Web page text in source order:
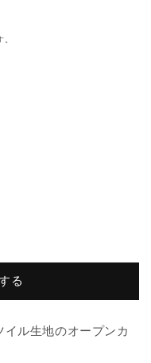
る
イル生地のオープンカ